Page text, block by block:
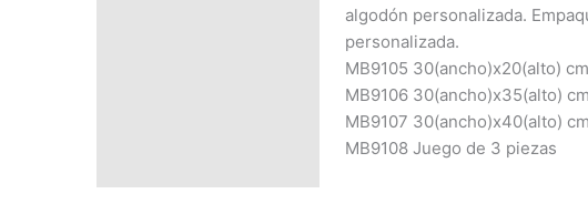
algodón personalizada.
personalizada.
MB9105 30(ancho)x20(alto) cm
MB9106 30(ancho)x35(alto) cm
MB9107 30(ancho)x40(alto) cm
MB9108 Juego de 3 piezas